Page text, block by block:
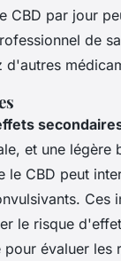
CBD par jour
de
d'autres
et une légère
le CBD peut
Ces
le risque
évaluer les